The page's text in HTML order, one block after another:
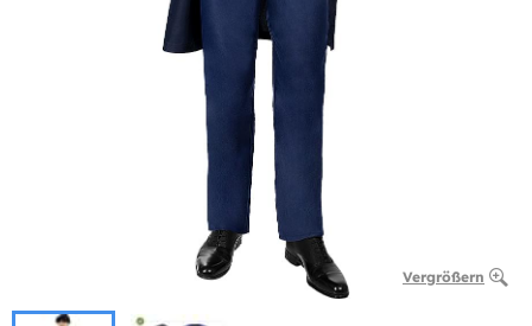
Vergrößern